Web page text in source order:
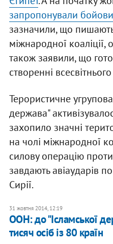
запропонували
зазначили, що
міжнародної
також заявили, що
створенні
Терористичне
держава"
захопило значні
на чолі міжнародної
силову операцію
завдають авіаударів
Сирії.
31 жовтня 2014, 12:19
ООН: до "Ісламської
тисяч осіб із 80 країн